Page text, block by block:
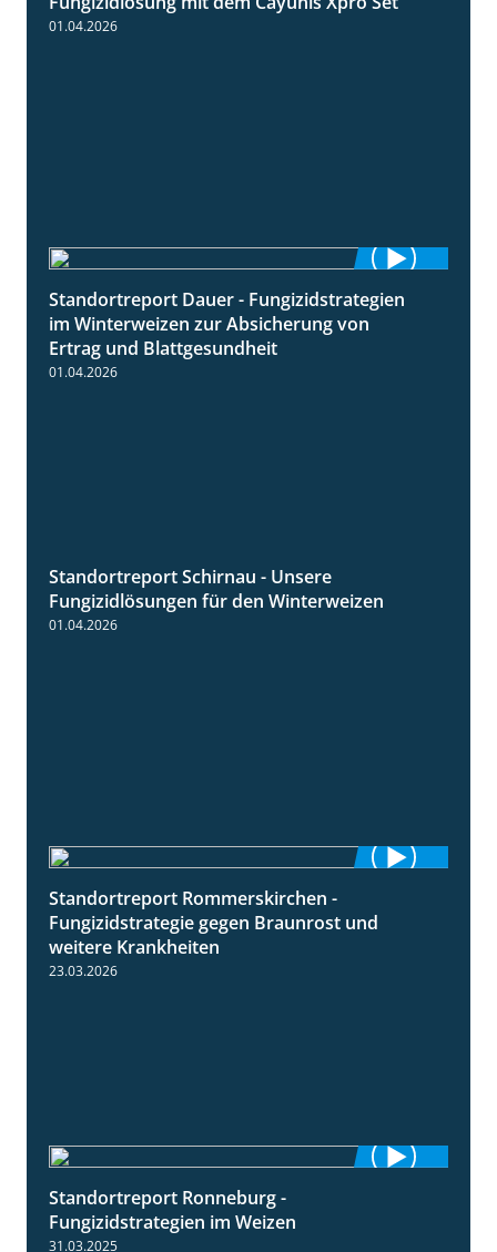
01.04.2026
5:10
Standortreport Dauer - Fungizidstrategien
im Winterweizen zur Absicherung von
Ertrag und Blattgesundheit
01.04.2026
Standortreport Schirnau - Unsere
Fungizidlösungen für den Winterweizen
01.04.2026
Standortreport Rommerskirchen -
Fungizidstrategie gegen Braunrost und
weitere Krankheiten
23.03.2026
Standortreport Ronneburg -
Fungizidstrategien im Weizen
31.03.2025